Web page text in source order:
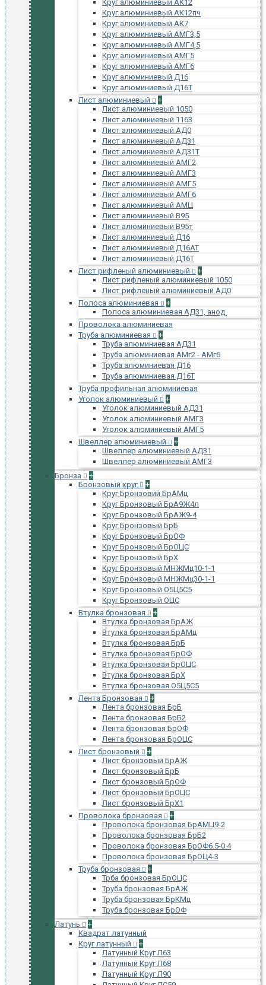
Круг алюминиевый АК12
Круг алюминиевый АК12пч
Круг алюминиевый АК7
Круг алюминиевый АМГ3,5
Круг алюминиевый АМГ4,5
Круг алюминиевый АМГ5
Круг алюминиевый АМГ6
Круг алюминиевый Д16
Круг алюминиевый Д16Т
Лист алюминиевый
+
Лист алюминиевый 1050
Лист алюминиевый 1163
Лист алюминиевый АД0
Лист алюминиевый АД31
Лист алюминиевый АД31Т
Лист алюминиевый АМГ2
Лист алюминиевый АМГ3
Лист алюминиевый АМГ5
Лист алюминиевый АМГ6
Лист алюминиевый АМЦ
Лист алюминиевый В95
Лист алюминиевый В95т
Лист алюминиевый Д16
Лист алюминиевый Д16АТ
Лист алюминиевый Д16Т
Лист рифленый алюминиевый
+
Лист рифленый алюминиевый 1050
Лист рифленый алюминиевый АД0
Полоса алюминиевая
+
Полоса алюминиевая АД31, анод.
Проволока алюминиевая
Труба алюминиевая
+
Труба алюминиевая АД31
Труба алюминиевая АМг2 - АМг6
Труба алюминиевая Д16
Труба алюминиевая Д16Т
Труба профильная алюминиевая
Уголок алюминиевый
+
Уголок алюминиевый АД31
Уголок алюминиевый АМГ3
Уголок алюминиевый АМГ5
Швеллер алюминиевый
+
Швеллер алюминиевый АД31
Швеллер алюминиевый АМГ3
Бронза
+
Бронзовый круг
+
Круг Бронзовий БрАМц
Круг Бронзовый БрА9Ж4л
Круг Бронзовый БрАЖ9-4
Круг Бронзовый БрБ
Круг Бронзовый БрОФ
Круг Бронзовый БрОЦС
Круг Бронзовый БрХ
Круг Бронзовый МНЖМц10-1-1
Круг Бронзовый МНЖМц30-1-1
Круг Бронзовый О5Ц5С5
Круг Бронзовый ОЦС
Втулка бронзовая
+
Втулка бронзовая БрАЖ
Втулка бронзовая БрАМц
Втулка бронзовая БрБ
Втулка бронзовая БрОФ
Втулка бронзовая БрОЦС
Втулка бронзовая БрХ
Втулка бронзовая О5Ц5С5
Лента Бронзовая
+
Лента бронзовая БрБ
Лента бронзовая БрБ2
Лента бронзовая БрОФ
Лента бронзовая БрОЦС
Лист бронзовый
+
Лист бронзовый БрАЖ
Лист бронзовый БрБ
Лист бронзовый БрОФ
Лист бронзовый БрОЦС
Лист бронзовый БрХ1
Проволока бронзовая
+
Проволока бронзовая БрАМЦ9-2
Проволока бронзовая БрБ2
Проволока бронзовая БрОФ6.5-0.4
Проволока бронзовая БрОЦ4-3
Труба бронзовая
+
Трба бронзовая БрОЦС
Труба бронзовая БрАЖ
Труба бронзовая БрКМц
Труба бронзовая БрОФ
Латунь
+
Квадрат латунный
Круг латунный
+
Латунный Круг Л63
Латунный Круг Л68
Латунный Круг Л90